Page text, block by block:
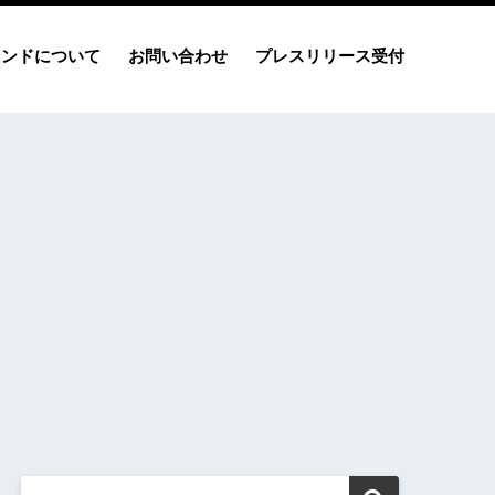
ドについて お問い合わせ プレスリリース受付